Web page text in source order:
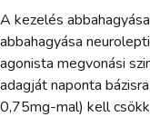
A kezelés
abbahagyása
agonista megvonási
adagját naponta
0,75mg-mal) kell